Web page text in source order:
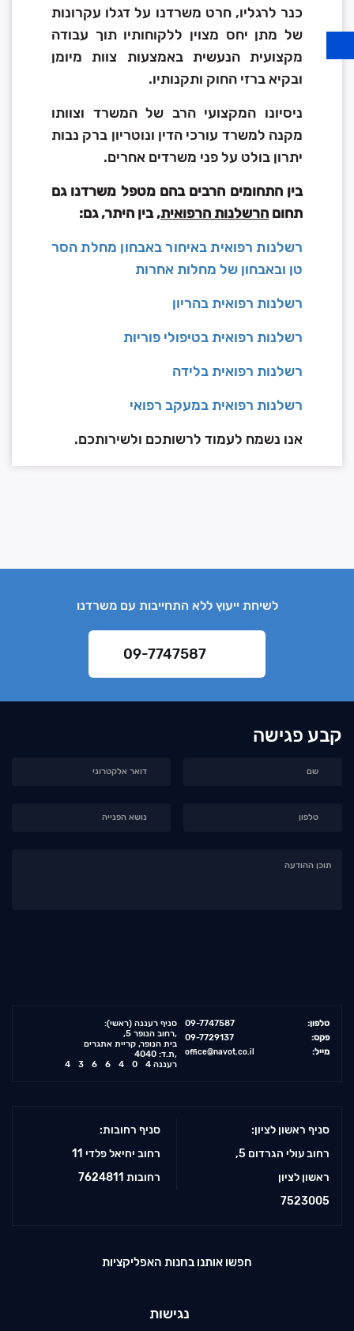
כנר לרגליו, חרט משרדנו על דגלו עקרונות
של מתן יחס מצוין ללקוחותיו תוך עבודה
מקצועית הנעשית באמצעות צוות מיומן
ובקיא ברזי החוק ותקנותיו.
ניסיונו המקצועי הרב של המשרד וצוותו
מקנה למשרד עורכי הדין ונוטריון ברק נבות
יתרון בולט על פני משרדים אחרים.
בין התחומים הרבים בהם מטפל משרדנו גם
תחום הרשלנות הרפואית,בין היתר, גם:
רשלנות רפואית באיחור באבחון מחלת הסר
טן ובאבחון של מחלות אחרות
רשלנות רפואית בהריון
רשלנות רפואית בטיפולי פוריות
רשלנות רפואית בלידה
רשלנות רפואית במעקב רפואי
אנו נשמח לעמוד לרשותכם ולשירותכם.
לשיחת ייעוץ ללא התחייבות עם משרדנו
09-7747587
קבע פגישה
:(סניף רעננה (ראשי
,רחוב הנופר 5,
בית הנופר, קריית אתגרים
ת.ד: 4040,
רעננה4366404
09-7747587
טלפון:
09-7729137
פקס:
office@navot.co.il מייל:
סניף רחובות:
רחוב יחיאל פלדי 11
רחובות 7624811
סניף ראשון לציון:
רחוב עולי הגרדום 5,
ראשון לציון
7523005
חפשו אותנו בחנות האפליקציות
נגישות